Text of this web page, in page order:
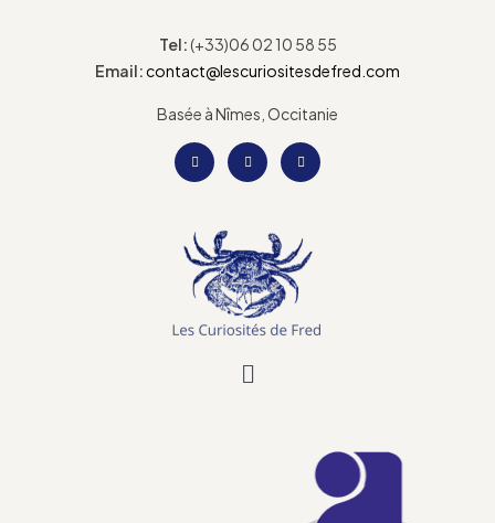
Tel:(+33)06 02 10 58 55
Email:contact@lescuriositesdefred.com
Basée à Nîmes, Occitanie